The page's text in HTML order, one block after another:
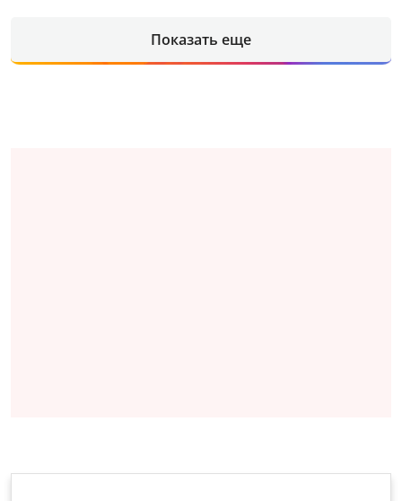
Показать еще